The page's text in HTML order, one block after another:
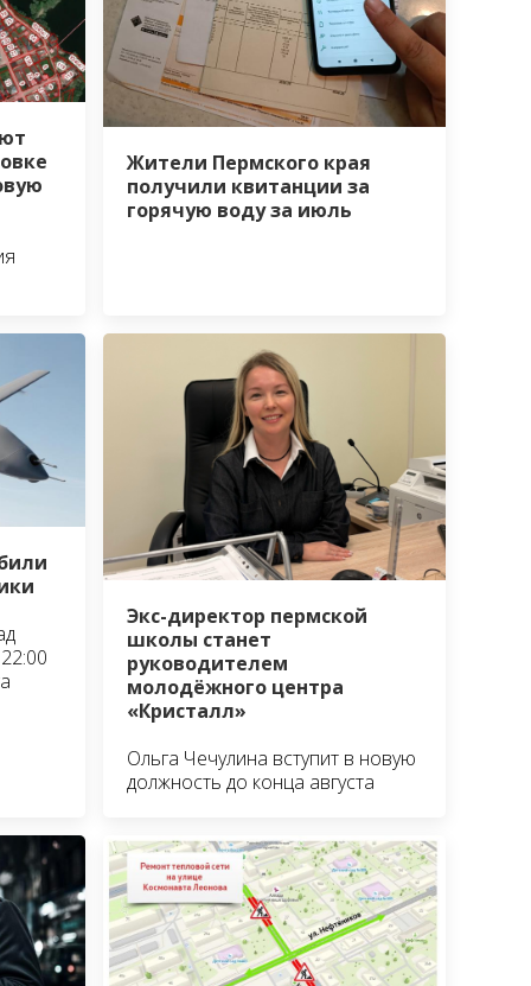
Жители Пермского края
получили квитанции за
горячую воду за июль
Экс-директор пермской
школы станет
руководителем
молодёжного центра
«Кристалл»
Ольга Чечулина вступит в новую
должность до конца августа